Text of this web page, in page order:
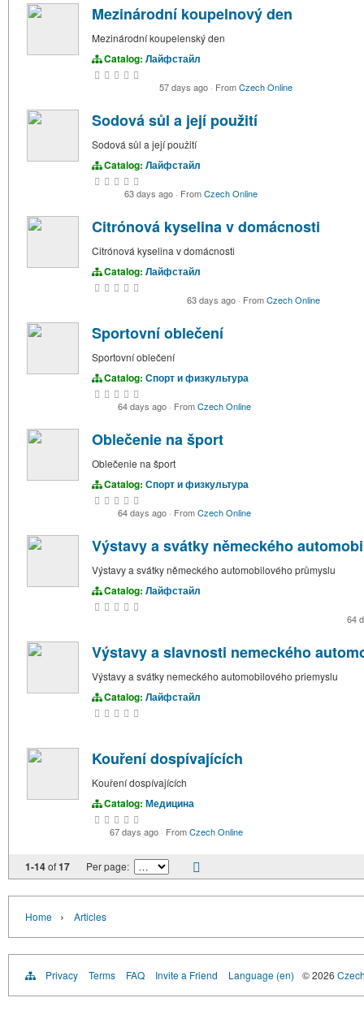
Mezinárodní koupelnový den
Mezinárodní koupelenský den
Catalog: Лайфстайл
57 days ago · FromCzech Online
Sodová sůl a její použití
Sodová sůl a její použití
Catalog: Лайфстайл
63 days ago · FromCzech Online
Citrónová kyselina v domácnosti
Citrónová kyselina v domácnosti
Catalog: Лайфстайл
63 days ago · FromCzech Online
Sportovní oblečení
Sportovní oblečení
Catalog: Спорт и физкультура
64 days ago · FromCzech Online
Oblečenie na šport
Oblečenie na šport
Catalog: Спорт и физкультура
64 days ago · FromCzech Online
Výstavy a svátky německého
Výstavy a svátky německého automobilového průmyslu
Catalog: Лайфстайл
64
Výstavy a slavnosti nemeckého
Výstavy a svátky nemeckého automobilového priemyslu
Catalog: Лайфстайл
Kouření dospívajících
Kouření dospívajících
Catalog: Медицина
67 days ago · FromCzech Online
1-14of17 Per page:
Home › Articles
Privacy Terms FAQ Invite a Friend Language (en) © 2026